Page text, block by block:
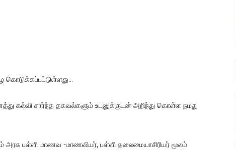
கொடுக்கப்பட்டுள்ளது...
கல்வி சார்ந்த தகவல்களும் உடனுக்குடன் அறிந்து கொள்ள நமது
அரசு பள்ளி மாணவ -மாணவியர், பள்ளி தலைமையாசிரியர் மூலம்